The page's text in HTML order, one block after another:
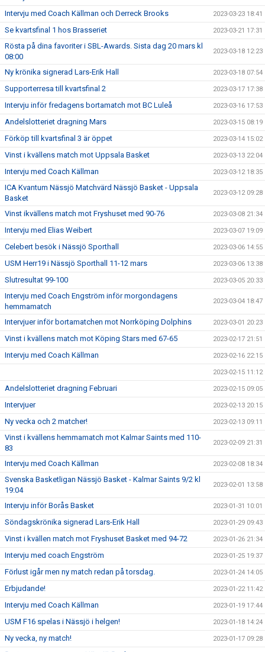
Intervju med Coach Källman och Derreck Brooks 2023-03-23 18:41
Se kvartsfinal 1 hos Brasseriet 2023-03-21 17:31
Rösta på dina favoriter i SBL-Awards. Sista dag 20 mars kl
08:00
2023-03-18 12:23
Ny krönika signerad Lars-Erik Hall 2023-03-18 07:54
Supporterresa till kvartsfinal 2 2023-03-17 17:38
Intervju inför fredagens bortamatch mot BC Luleå 2023-03-16 17:53
Andelslotteriet dragning Mars 2023-03-15 08:19
Förköp till kvartsfinal 3 är öppet 2023-03-14 15:02
Vinst i kvällens match mot Uppsala Basket 2023-03-13 22:04
Intervju med Coach Källman 2023-03-12 18:35
ICA Kvantum Nässjö Matchvärd Nässjö Basket - Uppsala
Basket
2023-03-12 09:28
Vinst ikvällens match mot Fryshuset med 90-76 2023-03-08 21:34
Intervju med Elias Weibert 2023-03-07 19:09
Celebert besök i Nässjö Sporthall 2023-03-06 14:55
USM Herr19 i Nässjö Sporthall 11-12 mars 2023-03-06 13:38
Slutresultat 99-100 2023-03-05 20:33
Intervju med Coach Engström inför morgondagens
hemmamatch
2023-03-04 18:47
Intervjuer inför bortamatchen mot Norrköping Dolphins 2023-03-01 20:23
Vinst i kvällens match mot Köping Stars med 67-65 2023-02-17 21:51
Intervju med Coach Källman 2023-02-16 22:15
2023-02-15 11:12
Andelslotteriet dragning Februari 2023-02-15 09:05
Intervjuer 2023-02-13 20:15
Ny vecka och 2 matcher! 2023-02-13 09:11
Vinst i kvällens hemmamatch mot Kalmar Saints med 110-
83
2023-02-09 21:31
Intervju med Coach Källman 2023-02-08 18:34
Svenska Basketligan Nässjö Basket - Kalmar Saints 9/2 kl
19:04
2023-02-01 13:58
Intervju inför Borås Basket 2023-01-31 10:01
Söndagskrönika signerad Lars-Erik Hall 2023-01-29 09:43
Vinst i kvällen match mot Fryshuset Basket med 94-72 2023-01-26 21:34
Intervju med coach Engström 2023-01-25 19:37
Förlust igår men ny match redan på torsdag. 2023-01-24 14:05
Erbjudande! 2023-01-22 11:42
Intervju med Coach Källman 2023-01-19 17:44
USM F16 spelas i Nässjö i helgen! 2023-01-18 14:24
Ny vecka, ny match! 2023-01-17 09:28